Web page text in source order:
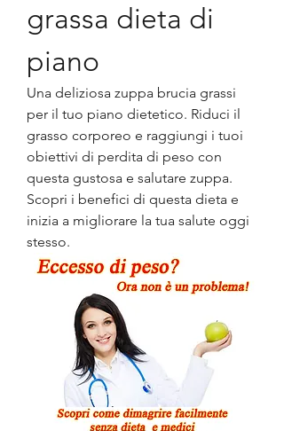
grassa dieta di
piano
Una deliziosa zuppa brucia grassi
per il tuo piano dietetico. Riduci il
grasso corporeo e raggiungi i tuoi
obiettivi di perdita di peso con
questa gustosa e salutare zuppa.
Scopri i benefici di questa dieta e
inizia a migliorare la tua salute oggi
stesso.